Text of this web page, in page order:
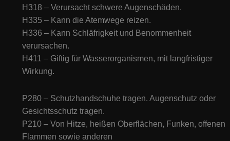
H318 – Verursacht schwere Augenschäden.
H335 – Kann die Atemwege reizen.
H336 – Kann Schläfrigkeit und Benommenheit
verursachen.
H411 – Giftig für Wasserorganismen, mit langfristiger
Wirkung.
P280 – Schutzhandschuhe tragen. Augenschutz oder
Gesichtsschutz tragen.
P210 – Von Hitze, heißen Oberflächen, Funken, offenen
Flammen sowie anderen